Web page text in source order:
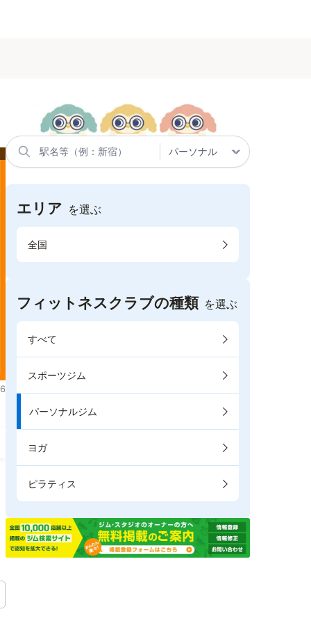
エリア を選ぶ
全国
フィットネスクラブの種類 を選ぶ
すべて
スポーツジム
パーソナルジム
ヨガ
ピラティス